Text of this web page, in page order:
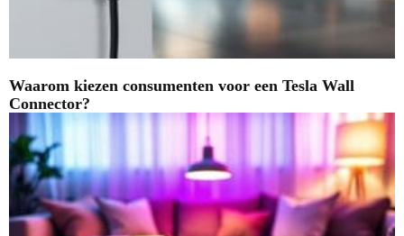
Waarom kiezen consumenten voor een Tesla Wall
Connector?